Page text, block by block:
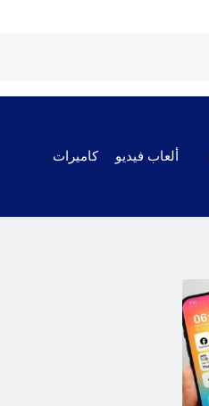
ألعاب فيديو
كاميرات